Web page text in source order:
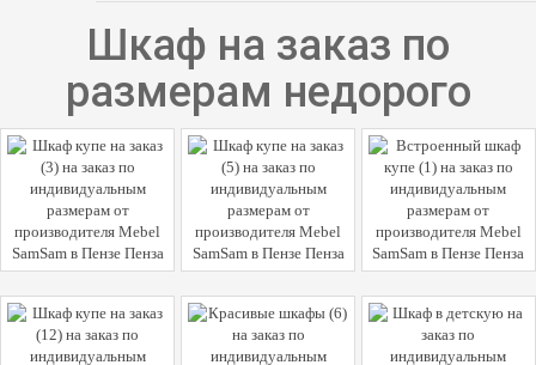
Шкаф на заказ по
размерам недорого